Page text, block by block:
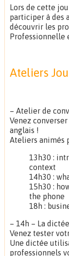
Lors de cette
participer à des
découvrir les
Professionnelle
Ateliers
– Atelier de
Venez
anglais !
Ateliers animés
13h30 :
context
14h30 :
15h30 :
the phone
18h :
– 14h – La
Venez tester
Une dictée
professionnels